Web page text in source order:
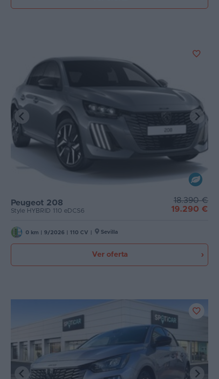
Peugeot 208
Style HYBRID 110 eDCS6
18.390 €
19.290 €
0 km 9/2026 110 CV Sevilla
Ver oferta